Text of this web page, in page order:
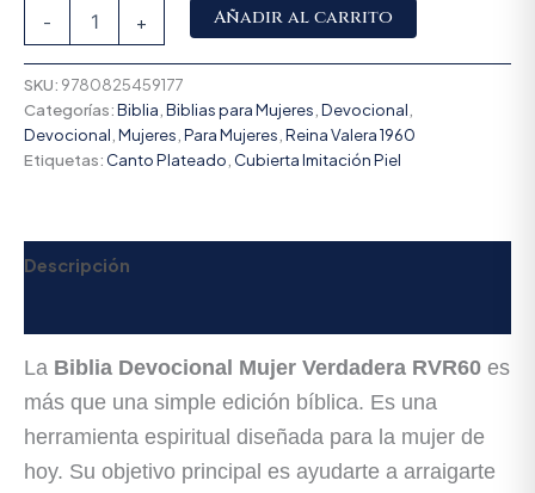
- + Añadir al carrito
SKU: 9780825459177
Categorías:Biblia Biblias para Mujeres Devocional
Devocional Mujeres Para Mujeres Reina Valera 1960
Etiquetas: Canto Plateado Cubierta Imitación Piel
Descripción
La Biblia Devocional Mujer Verdadera RVR60 es
más que una simple edición bíblica. Es una
herramienta espiritual diseñada para la mujer de
hoy. Su objetivo principal es ayudarte a arraigarte